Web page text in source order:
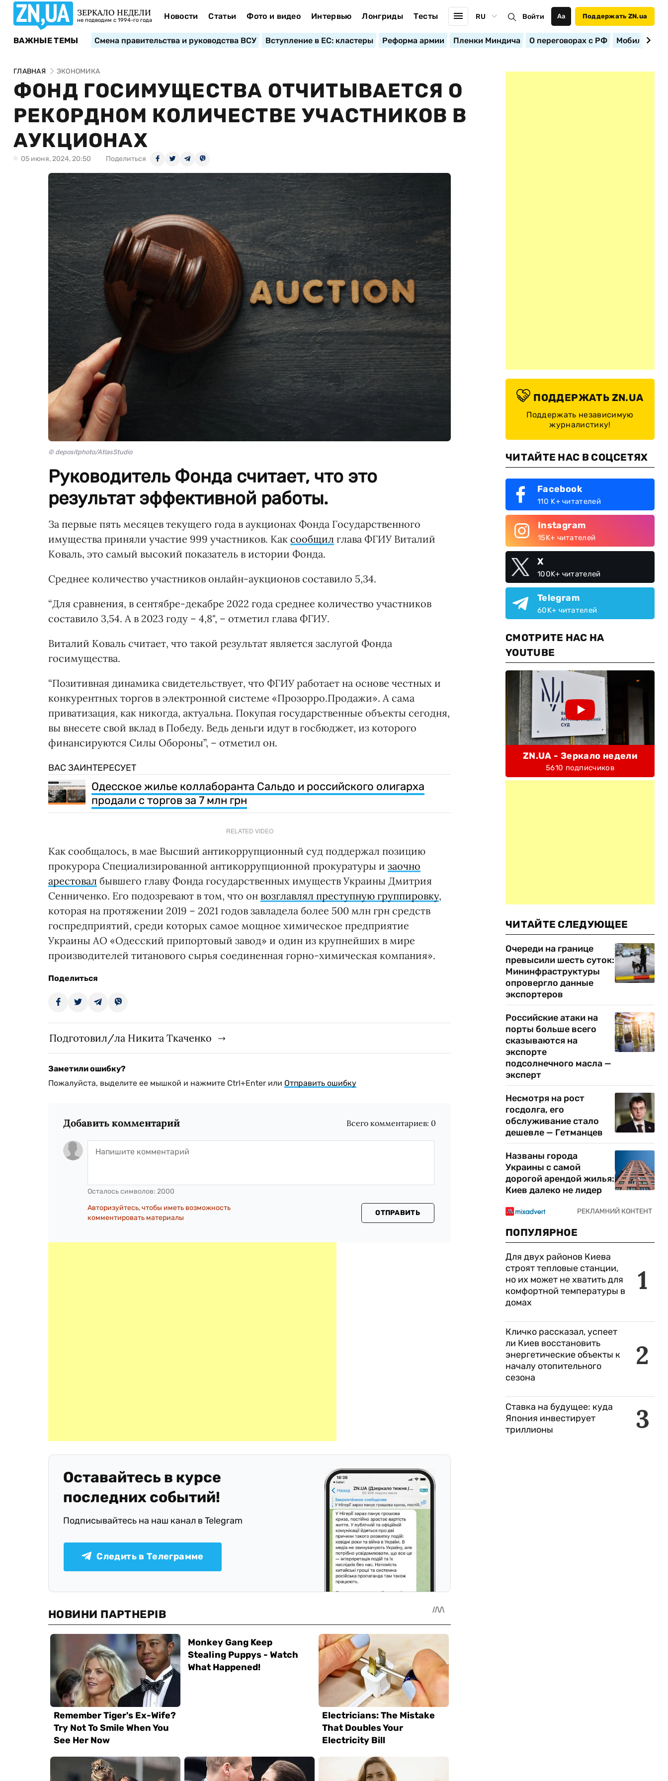
ЗЕРКАЛО НЕДЕЛИ
не подводим с 1994-го года Новости Статьи Фото и видео Интервью Лонгриды Тесты RU Войти Аа Поддержать ZN.ua
ВАЖНЫЕ ТЕМЫ Смена правительства и руководства ВСУ Вступление в ЕС: кластеры Реформа армии Пленки Миндича О переговорах с РФ
ГЛАВНАЯ ЭКОНОМИКА
ФОНД ГОСИМУЩЕСТВА ОТЧИТЫВАЕТСЯ О
РЕКОРДНОМ КОЛИЧЕСТВЕ УЧАСТНИКОВ В
АУКЦИОНАХ
05 июня, 2024, 20:50 Поделиться
© depositphoto/AtlasStudio
Руководитель Фонда считает, что это
результат эффективной работы.
За первые пять месяцев текущего года в аукционах Фонда Государственного
имущества приняли участие 999 участников. Как сообщил глава ФГИУ Виталий
Коваль, это самый высокий показатель в истории Фонда.
Среднее количество участников онлайн-аукционов составило 5,34.
“Для сравнения, в сентябре-декабре 2022 года среднее количество участников
составило 3,54. А в 2023 году – 4,8", – отметил глава ФГИУ.
Виталий Коваль считает, что такой результат является заслугой Фонда
госимущества.
“Позитивная динамика свидетельствует, что ФГИУ работает на основе честных и
конкурентных торгов в электронной системе «Прозорро.Продажи». А сама
приватизация, как никогда, актуальна. Покупая государственные объекты сегодня,
вы внесете свой вклад в Победу. Ведь деньги идут в госбюджет, из которого
финансируются Силы Обороны”, – отметил он.
ВАС ЗАИНТЕРЕСУЕТ
Одесское жилье коллаборанта Сальдо и российского олигарха
продали с торгов за 7 млн грн
RELATED VIDEO
Как сообщалось, в мае Высший антикоррупционный суд поддержал позицию
прокурора Специализированной антикоррупционной прокуратуры и заочно
арестовал бывшего главу Фонда государственных имуществ Украины Дмитрия
Сенниченко. Его подозревают в том, что он возглавлял преступную группировку,
которая на протяжении 2019 – 2021 годов завладела более 500 млн грн средств
госпредприятий, среди которых самое мощное химическое предприятие
Украины АО «Одесский припортовый завод» и один из крупнейших в мире
производителей титанового сырья соединенная горно-химическая компания».
Поделиться
Подготовил/ла Никита Ткаченко
Заметили ошибку?
Пожалуйста, выделите ее мышкой и нажмите Ctrl+Enter или Отправить ошибку
Добавить комментарий Всего комментариев: 0
Осталось символов: 2000
Авторизуйтесь, чтобы иметь возможность
комментировать материалы
ОТПРАВИТЬ
Оставайтесь в курсе
последних событий!
Подписывайтесь на наш канал в Telegram
Следить в Телеграмме
ПОДДЕРЖАТЬ ZN.UA
Поддержать независимую
журналистику!
ЧИТАЙТЕ НАС В СОЦСЕТЯХ
Facebook
110 K+ читателей
Instagram
15K+ читателей
X
100K+ читателей
Telegram
60K+ читателей
СМОТРИТЕ НАС НА
YOUTUBE
ZN.UA - Зеркало недели
5610 подписчиков
ЧИТАЙТЕ СЛЕДУЮЩЕЕ
Очереди на границе
превысили шесть суток:
Мининфраструктуры
опровергло данные
экспортеров
Российские атаки на
порты больше всего
сказываются на
экспорте
подсолнечного масла —
эксперт
Несмотря на рост
госдолга, его
обслуживание стало
дешевле — Гетманцев
Названы города
Украины с самой
дорогой арендой жилья:
Киев далеко не лидер
ПОПУЛЯРНОЕ
1
Для двух районов Киева
строят тепловые станции,
но их может не хватить для
комфортной температуры в
домах
2
Кличко рассказал, успеет
ли Киев восстановить
энергетические объекты к
началу отопительного
сезона
3
Ставка на будущее: куда
Япония инвестирует
триллионы